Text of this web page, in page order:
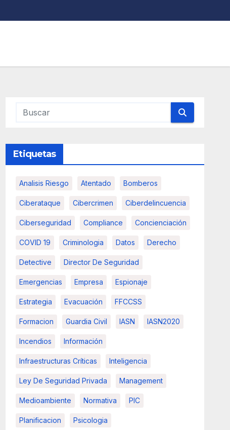
Etiquetas
Analisis Riesgo Atentado Bomberos
Ciberataque Cibercrimen Ciberdelincuencia
Ciberseguridad Compliance Concienciación
COVID 19 Criminologia Datos Derecho
Detective Director De Seguridad
Emergencias Empresa Espionaje
Estrategia Evacuación FFCCSS
Formacion Guardia Civil IASN IASN2020
Incendios Información
Infraestructuras Críticas Inteligencia
Ley De Seguridad Privada Management
Medioambiente Normativa PIC
Planificacion Psicologia